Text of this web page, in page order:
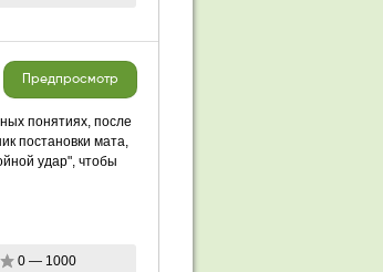
Предпросмотр
понятиях, после
постановки мата,
удар", чтобы
0 — 1000